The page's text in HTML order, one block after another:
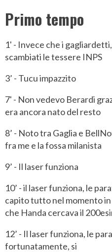
Primo tempo
1' - Invece che i
scambiati le tessere INPS
3’ - Tucu impazzito
7' - Non vedevo Berardi
era ancora nato del resto
8’ - Noto tra Gaglia e
fra me e la fossa milanista
9’ - Il laser funziona
10’ - il laser funziona, le
capito tutto nel momento
che Handa cercava il
12’ - Il laser funziona, le
fortunatamente, si